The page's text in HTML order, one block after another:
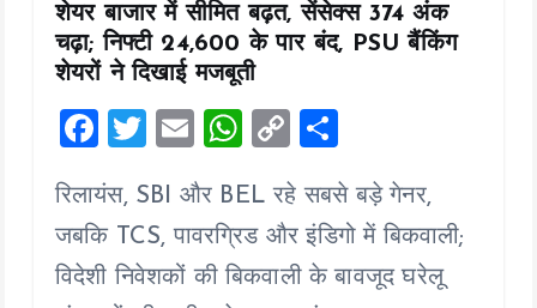
शेयर बाजार में सीमित बढ़त, सेंसेक्स 374 अंक
चढ़ा; निफ्टी 24,600 के पार बंद, PSU बैंकिंग
शेयरों ने दिखाई मजबूती
F
ce
b
o
T
tt
er
E
ai
l
W
at
s
A
C
p
y
Li
a
re
रिलायंस, SBI और BEL रहे सबसे बड़े गेनर,
जबकि TCS, पावरग्रिड और इंडिगो में बिकवाली;
विदेशी निवेशकों की बिकवाली के बावजूद घरेलू